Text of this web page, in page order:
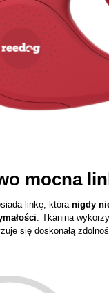
mocna
linkę, która nigdy
. Tkanina
się doskonałą